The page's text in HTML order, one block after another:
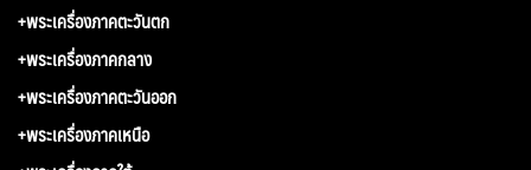
+พระเครื่องภาคตะวันตก
+พระเครื่องภาคกลาง
+พระเครื่องภาคตะวันออก
+พระเครื่องภาคเหนือ